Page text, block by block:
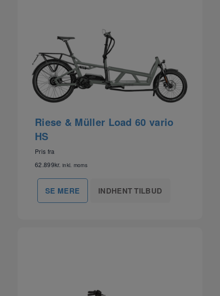
Riese & Müller Load 60 vario
HS
Pris fra
62.899kr. inkl. moms
SE MERE INDHENT TILBUD